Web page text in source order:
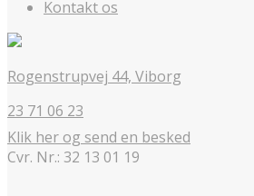
Kontakt os
Rogenstrupvej 44, Viborg
23 71 06 23
Klik her og send en besked
Cvr. Nr.: 32 13 01 19